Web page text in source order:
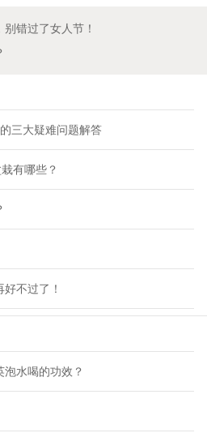
错过了女人节！
三大疑难问题解答
有哪些？
不过了！
水喝的功效？